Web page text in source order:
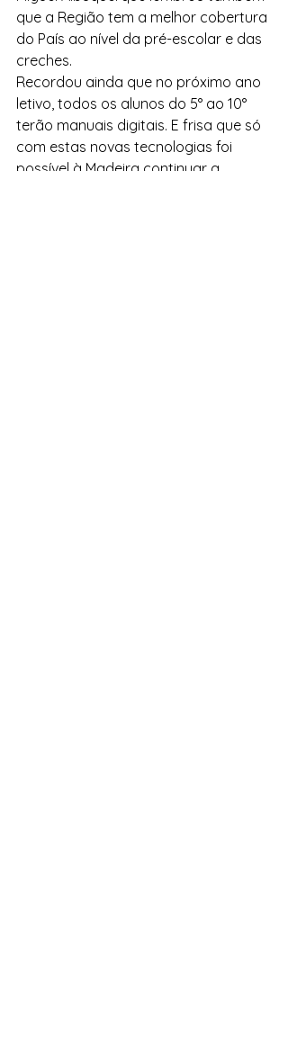
que a Região tem a melhor cobertura
do País ao nível da pré-escolar e das
creches.
Recordou ainda que no próximo ano
letivo, todos os alunos do 5° ao 10°
terão manuais digitais. E frisa que só
com estas novas tecnologias foi
possível à Madeira continuar a